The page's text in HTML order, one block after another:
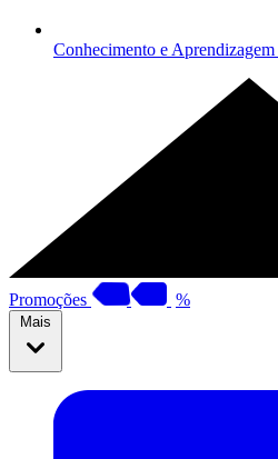
Conhecimento e Aprendizagem
Promoções %
Mais